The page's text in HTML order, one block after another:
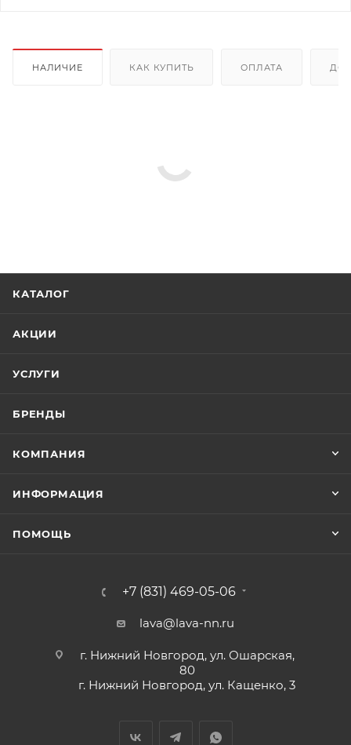
НАЛИЧИЕ КАК КУПИТЬ ОПЛАТА
КАТАЛОГ
АКЦИИ
УСЛУГИ
БРЕНДЫ
КОМПАНИЯ
ИНФОРМАЦИЯ
ПОМОЩЬ
+7 (831) 469-05-06
lava@lava-nn.ru
г. Нижний Новгород, ул. Ошарская,
80
г. Нижний Новгород, ул. Кащенко, 3